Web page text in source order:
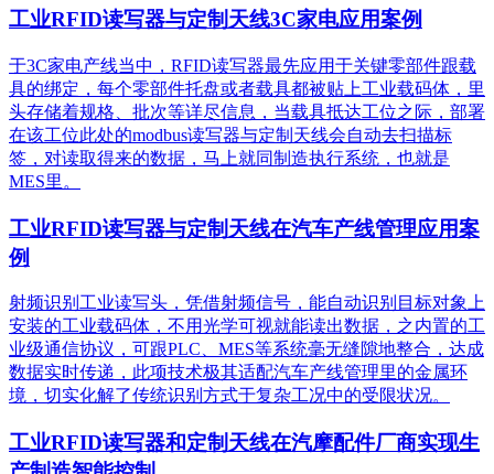
工业RFID读写器与定制天线3C家电应用案例
于3C家电产线当中，RFID读写器最先应用于关键零部件跟载
具的绑定，每个零部件托盘或者载具都被贴上工业载码体，里
头存储着规格、批次等详尽信息，当载具抵达工位之际，部署
在该工位此处的modbus读写器与定制天线会自动去扫描标
签，对读取得来的数据，马上就同制造执行系统，也就是
MES里。
工业RFID读写器与定制天线在汽车产线管理应用案
例
射频识别工业读写头，凭借射频信号，能自动识别目标对象上
安装的工业载码体，不用光学可视就能读出数据，之内置的工
业级通信协议，可跟PLC、MES等系统毫无缝隙地整合，达成
数据实时传递，此项技术极其适配汽车产线管理里的金属环
境，切实化解了传统识别方式于复杂工况中的受限状况。
工业RFID读写器和定制天线在汽摩配件厂商实现生